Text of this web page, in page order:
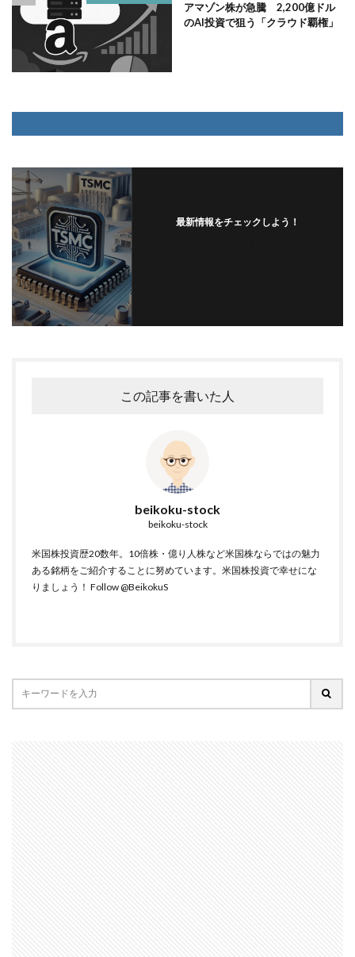
アマゾン株が急騰 2,200億ドル
のAI投資で狙う「クラウド覇権」
最新情報をチェックしよう！
この記事を書いた人
beikoku-stock
beikoku-stock
米国株投資歴20数年。10倍株・億り人株など米国株ならではの魅力
ある銘柄をご紹介することに努めています。米国株投資で幸せにな
りましょう！ Follow @BeikokuS